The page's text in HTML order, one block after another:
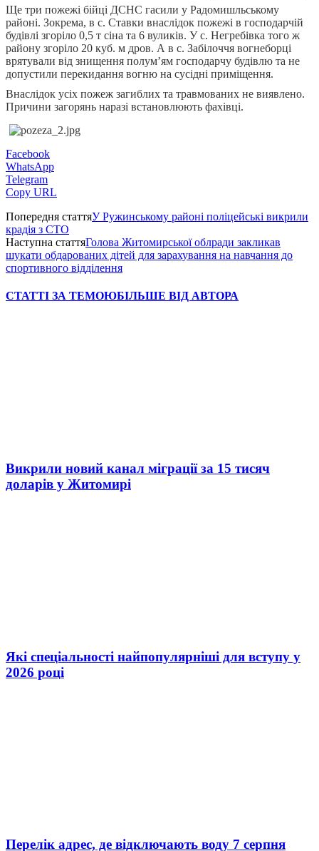
Ще три пожежі бійці ДСНС гасили у Радомишльському
районі. Зокрема, в с. Ставки внаслідок пожежі в господарчій
будівлі згоріло 0,5 т сіна та 6 вуликів. У с. Негребівка того ж
району згоріло 20 куб. м дров. А в с. Забілоччя вогнеборці
врятували від знищення полум’ям господарчу будівлю та не
допустили перекидання вогню на сусідні приміщення.
Внаслідок усіх пожеж загиблих та травмованих не виявлено.
Причини загорянь наразі встановлюють фахівці.
Facebook
WhatsApp
Telegram
Copy URL
Попередня статтяУ Ружинському районі поліцейські викрили
крадія з СТО
Наступна статтяГолова Житомирської облради закликав
шукати обдарованих дітей для зарахування на навчання до
спортивного відділення
СТАТТІ ЗА ТЕМОЮБІЛЬШЕ ВІД АВТОРА
Викрили новий канал міграції за 15 тисяч
доларів у Житомирі
Які спеціальності найпопулярніші для вступу у
2026 році
Перелік адрес, де відключають воду 7 серпня